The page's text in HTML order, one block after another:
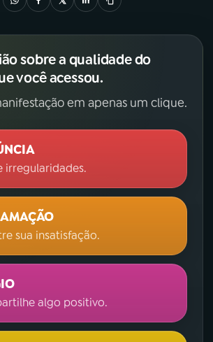
sobre a qualidade do
você acessou.
em apenas um clique.
irregularidades.
sua insatisfação.
algo positivo.